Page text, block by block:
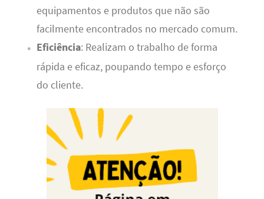
equipamentos e produtos que não são
facilmente encontrados no mercado comum.
Eficiência: Realizam o trabalho de forma
rápida e eficaz, poupando tempo e esforço
do cliente.